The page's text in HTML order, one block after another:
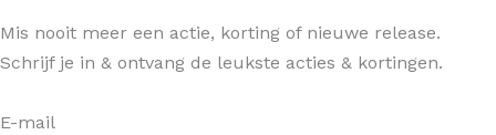
Mis nooit meer een actie, korting of nieuwe release.
Schrijf je in & ontvang de leukste acties & kortingen.
E-mail